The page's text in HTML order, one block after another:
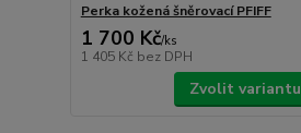
Perka kožená šněrovací PFIFF
1 700 Kč/ks
1 405 Kč bez DPH
Zvolit variantu